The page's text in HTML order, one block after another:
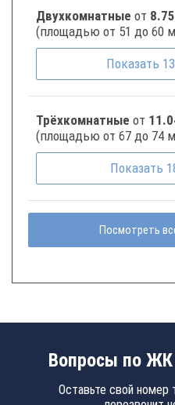
Двухкомнатные от 8.75
(площадью от 51 до 60 м
Показать
Трёхкомнатные от
(площадью от 67 до 74 м
Показать
Посмотреть
Вопросы по ЖК
Оставьте свой номер